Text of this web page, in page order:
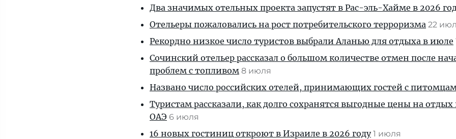
Два значимых отельных проекта запустят в Рас-эль-Хайме в 2026
Отельеры пожаловались на рост потребительского терроризма 22
Рекордно низкое число туристов выбрали Аланью для отдыха в июле
Сочинский отельер рассказал о большом количестве отмен после
проблем с топливом 8 июля
Названо число российских отелей, принимающих гостей с
Туристам рассказали, как долго сохранятся выгодные цены на отдых
ОАЭ 6 июля
16 новых гостиниц откроют в Израиле в 2026 году 1 июля